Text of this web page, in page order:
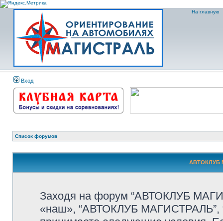
На главную
Вход
Список форумов
АВТОКЛУБ
Заходя на форум “АВТОКЛУБ
«наш», “АВТОКЛУБ МАГИСТРАЛЬ”,